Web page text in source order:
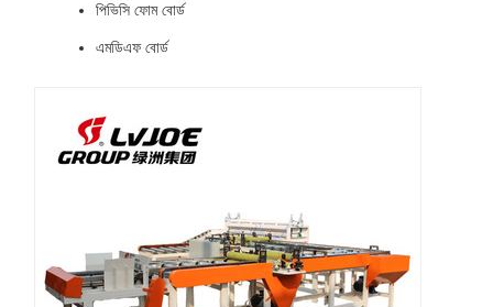
পিভিসি ফোম বোর্ড
এমডিএফ বোর্ড